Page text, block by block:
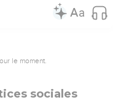
le moment.
sociales